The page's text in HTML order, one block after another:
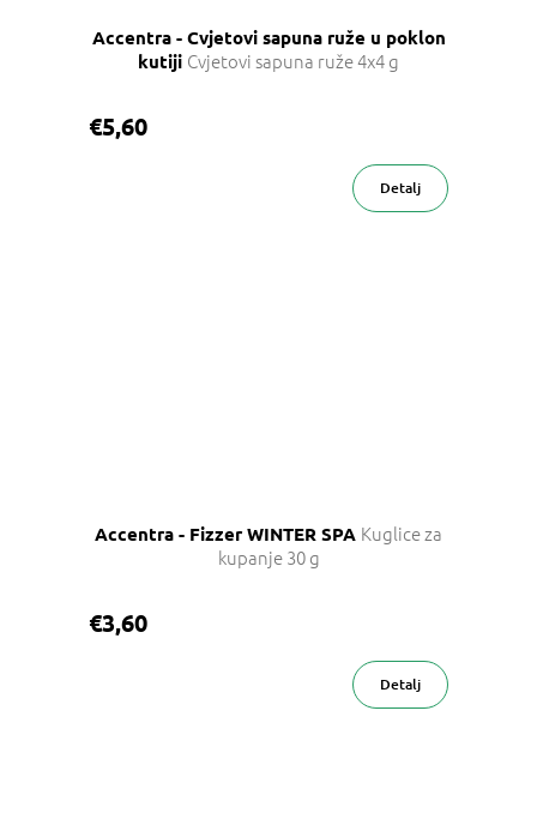
Accentra - Cvjetovi sapuna ruže u poklon
kutiji Cvjetovi sapuna ruže 4x4 g
€5,60
Detalj
Accentra - Fizzer WINTER SPA Kuglice za
kupanje 30 g
€3,60
Detalj